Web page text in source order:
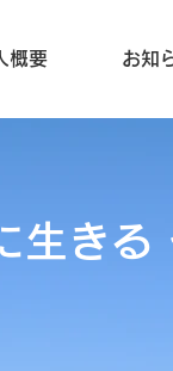
概要 お知
生きる